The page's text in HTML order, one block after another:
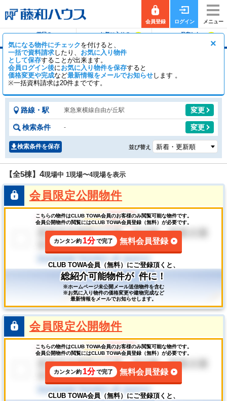
会員登録 ログイン メニュー
前回の
お気に入りの
保存した
×
気になる物件にチェックを付けると、
一括で資料請求したり、 お気に入り物件
として保存することが出来ます。
会員ログイン後にお気に入り物件を保存すると
価格変更や完成など最新情報をメールでお知らせします 。
※一括資料請求は20件までです。
自由が丘駅の新築一戸建て（分譲住宅・一軒家・
建売）
【全5棟】 一般公開0 棟 会員公開
路線・駅 東急東横線自由が丘駅 変更
検索条件 - 変更
検索条件を保存 並び替え
【全5棟】 4現場中 1現場〜4現場を表示
会員限定公開物件
こちらの物件はCLUB TOWA会員のお客様のみ閲覧可能な物件です。
会員公開物件の閲覧にはCLUB TOWA会員登録（無料）が必要です。
カンタン約 1分 で完了 無料会員登録
CLUB TOWA会員（無料）にご登録頂くと、
総紹介可能物件が 件に！
※ホームページ未公開メール送信物件を含む
※お気に入り物件の価格変更や建物完成など
最新情報をメールでお知らせします。
会員限定公開物件
こちらの物件はCLUB TOWA会員のお客様のみ閲覧可能な物件です。
会員公開物件の閲覧にはCLUB TOWA会員登録（無料）が必要です。
カンタン約 1分で完了 無料会員登録
CLUB TOWA会員（無料）にご登録頂くと、